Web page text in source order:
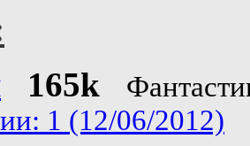
165k
1 (12/06/2012)